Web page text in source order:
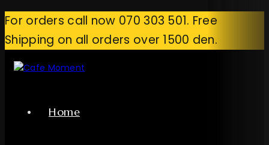
For orders call now 070 303 501. Free
Shipping on all orders over 1500 den.
Home